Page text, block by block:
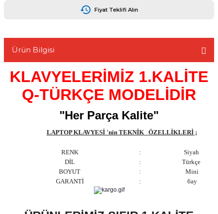
Fiyat Teklifi Alın
Ürün Bilgisi
KLAVYELERİMİZ 1.KALİTE
Q-TÜRKÇE MODELİDİR
"Her Parça Kalite"
LAPTOP KLAVYESİ 'nin TEKNİK ÖZELLİKLERİ ;
RENK :
Siyah
DİL
:
Türkçe
BOYUT
:
Mini
GARANTİ
: 6ay